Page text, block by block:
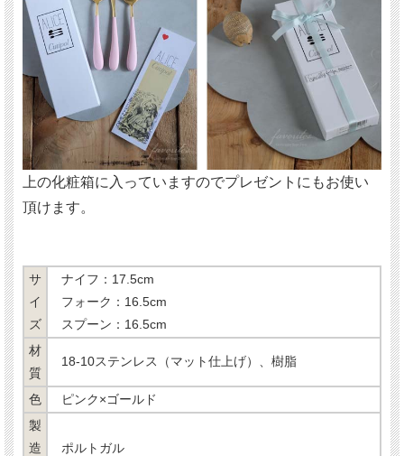
上の化粧箱に入っていますのでプレゼントにもお使い
頂けます。
サ
イ
ズ
ナイフ：17.5cm
フォーク：16.5cm
スプーン：16.5cm
材
質
18-10ステンレス（マット仕上げ）、樹脂
色
ピンク×ゴールド
製
造
ポルトガル